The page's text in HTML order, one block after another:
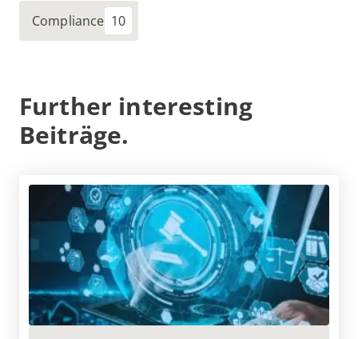
Compliance
Further interesting
Beiträge.